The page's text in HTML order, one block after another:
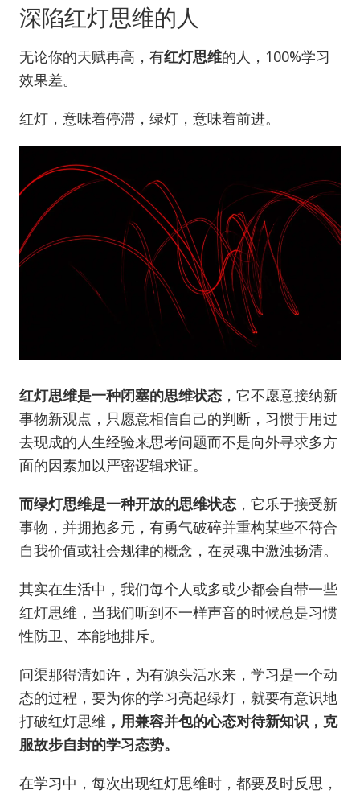
深陷红灯思维的人
无论你的天赋再高，有红灯思维的人，100%学习
效果差。
红灯，意味着停滞，绿灯，意味着前进。
红灯思维是一种闭塞的思维状态 ，它不愿意接纳新
事物新观点，只愿意相信自己的判断，习惯于用过
去现成的人生经验来思考问题而不是向外寻求多方
面的因素加以严密逻辑求证。
而绿灯思维是一种开放的思维状态 ，它乐于接受新
事物，并拥抱多元，有勇气破碎并重构某些不符合
自我价值或社会规律的概念，在灵魂中激浊扬清。
其实在生活中，我们每个人或多或少都会自带一些
红灯思维，当我们听到不一样声音的时候总是习惯
性防卫、本能地排斥。
问渠那得清如许，为有源头活水来，学习是一个动
态的过程，要为你的学习亮起绿灯，就要有意识地
打破红灯思维 ，用兼容并包的心态对待新知识，克
服故步自封的学习态势。
在学习中，每次出现红灯思维时，都要及时反思，